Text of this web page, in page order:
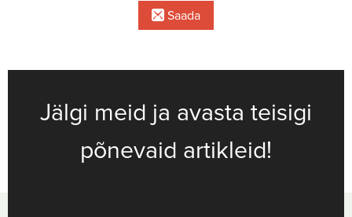
Saada
Jälgi meid ja avasta teisigi
põnevaid artikleid!